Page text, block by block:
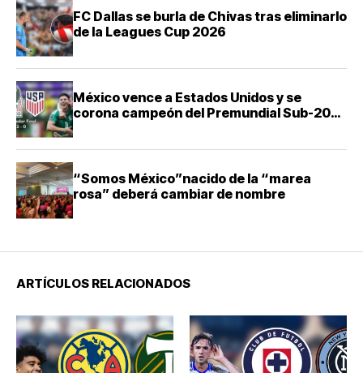
FC Dallas se burla de Chivas tras eliminarlo
de la Leagues Cup 2026
México vence a Estados Unidos y se
corona campeón del Premundial Sub-20
“Somos México”nacido de la “marea
rosa” deberá cambiar de nombre
ARTÍCULOS RELACIONADOS